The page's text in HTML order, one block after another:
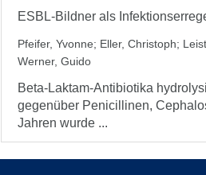
ESBL-Bildner als
Pfeifer, Yvonne; Eller, Christoph;
Werner, Guido
Beta-Laktam-Antibiotika
gegenüber Penicillinen,
Jahren wurde ...